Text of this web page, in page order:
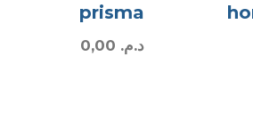
prisma
د.م.